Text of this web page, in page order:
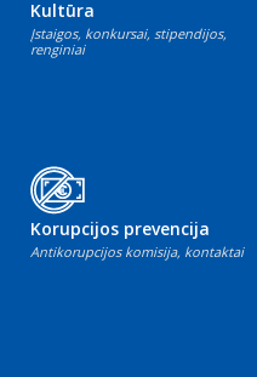
Kultūra
Įstaigos, konkursai, stipendijos,
renginiai
Korupcijos prevencija
Antikorupcijos komisija, kontaktai